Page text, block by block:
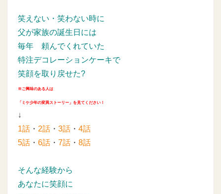
笑えない・笑わない時に
父が家族の誕生日には
毎年 頼んでくれていた
特注デコレーションケーキで
笑顔を取り戻せた?
※ご興味のある人は
「ミケ少年の変異ストーリー」を見てください！
↓
1話 ・ 2話 ・ 3話 ・ 4話
5話 ・ 6話 ・ 7話 ・ 8話
そんな経験から
あなたに笑顔に